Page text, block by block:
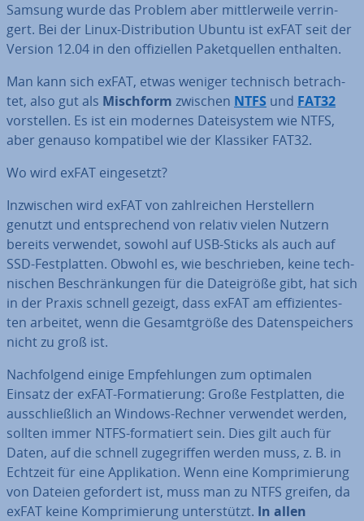
Samsung wurde das Problem aber mitt­ler­wei­le ver­rin­
gert. Bei der Linux-Dis­tri­bu­ti­on Ubuntu ist exFAT seit der
Version 12.04 in den of­fi­zi­el­len Pa­ket­quel­len enthalten.
Man kann sich exFAT, etwas weniger technisch be­trach­
tet, also gut als Mischform zwischen NTFS und FAT32
vor­stel­len. Es ist ein modernes Da­tei­sys­tem wie NTFS,
aber genauso kom­pa­ti­bel wie der Klassiker FAT32.
Wo wird exFAT ein­ge­setzt?
In­zwi­schen wird exFAT von zahl­rei­chen Her­stel­lern
genutzt und ent­spre­chend von relativ vielen Nutzern
bereits verwendet, sowohl auf USB-Sticks als auch auf
SSD-Fest­plat­ten. Obwohl es, wie be­schrie­ben, keine tech­
ni­schen Be­schrän­kun­gen für die Da­tei­grö­ße gibt, hat sich
in der Praxis schnell gezeigt, dass exFAT am ef­fi­zi­en­tes­
ten arbeitet, wenn die Ge­samt­grö­ße des Da­ten­spei­chers
nicht zu groß ist.
Nach­fol­gend einige Emp­feh­lun­gen zum optimalen
Einsatz der exFAT-For­ma­tie­rung: Große Fest­plat­ten, die
aus­schließ­lich an Windows-Rechner verwendet werden,
sollten immer NTFS-for­ma­tiert sein. Dies gilt auch für
Daten, auf die schnell zu­ge­grif­fen werden muss, z. B. in
Echtzeit für eine Ap­pli­ka­ti­on. Wenn eine Kom­pri­mie­rung
von Dateien gefordert ist, muss man zu NTFS greifen, da
exFAT keine Kom­pri­mie­rung un­ter­stützt. In allen